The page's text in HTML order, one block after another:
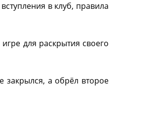
в клуб, правила
для раскрытия своего
закрылся, а обрёл второе